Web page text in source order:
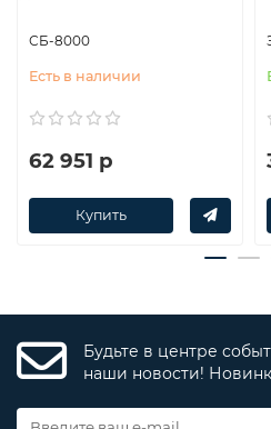
СБ-8000
Есть в наличии
62 951 р
Купить
Будьте в центре
наши новости!